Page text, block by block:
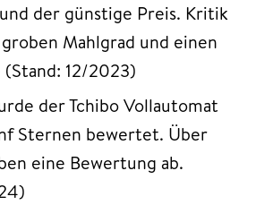
der günstige Preis. Kritik
Mahlgrad und einen
12/2023)
der Tchibo Vollautomat
Sternen bewertet. Über
eine Bewertung ab.